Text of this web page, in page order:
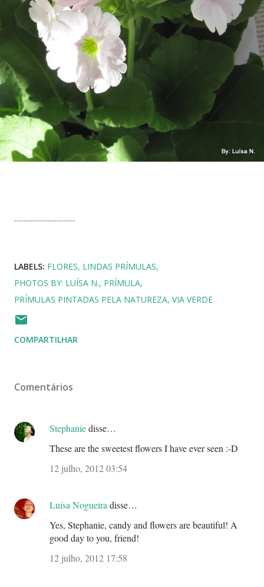
--------------------------
LABELS: FLORES LINDAS PRÍMULAS
PHOTOS BY: LUÍSA N. PRÍMULA
PRÍMULAS PINTADAS PELA NATUREZA VIA VERDE
COMPARTILHAR
Comentários
Stephaniedisse…
These are the sweetest flowers I have ever seen :-D
12 julho, 2012 03:54
Luísa Nogueira disse…
Yes, Stephanie, candy and flowers are beautiful! A
good day to you, friend!
12 julho, 2012 17:58